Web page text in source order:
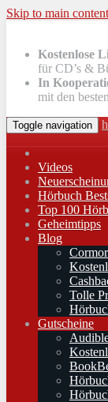
Skip to main content
Kostenlose
für CD’s &
In
mit den
Toggle navigation
Videos
Hörbuch
Top 100
Geheimtipps
Blog
Tolle
Gutscheine